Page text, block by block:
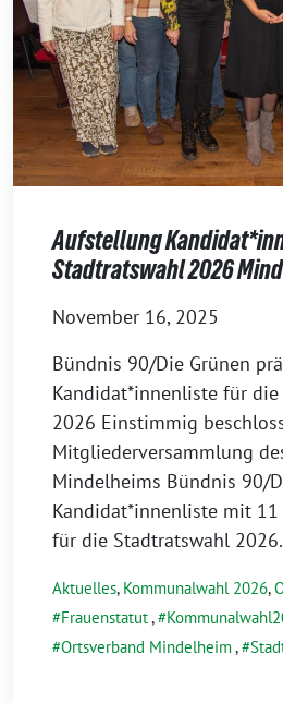
Aufstellung
Stadtratswahl 2026
November 16, 2025
Bündnis 90/Die Grünen
Kandidat*innenliste für
2026 Einstimmig
Mitgliederversammlung
Mindelheims Bündnis 90/
Kandidat*innenliste mit 11
für die Stadtratswahl
Aktuelles, Kommunalwahl 2026,
Frauenstatut,
Ortsverband Mindelheim,